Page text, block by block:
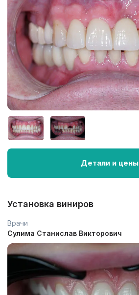
Детали и цены
Установка виниров
Врачи
Сулима Станислав Викторович